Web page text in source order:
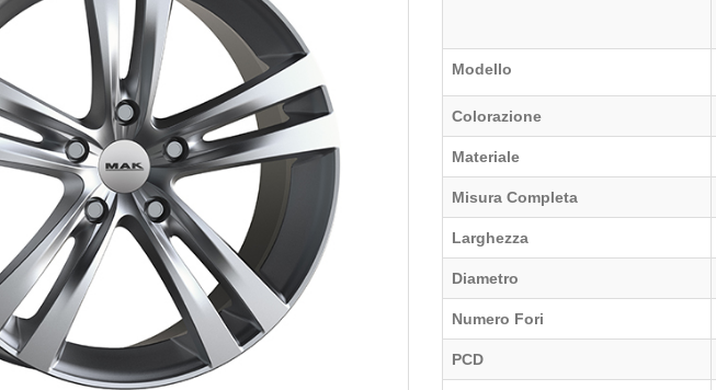
Modello
Colorazione
Materiale
Misura Completa
Larghezza
Diametro
Numero Fori
PCD